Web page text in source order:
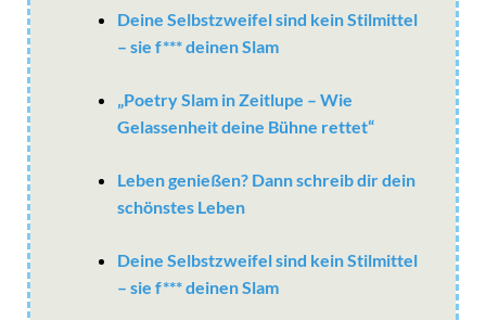
Deine Selbstzweifel sind kein Stilmittel
– sie f*** deinen Slam
„Poetry Slam in Zeitlupe – Wie
Gelassenheit deine Bühne rettet“
Leben genießen? Dann schreib dir dein
schönstes Leben
Deine Selbstzweifel sind kein Stilmittel
– sie f*** deinen Slam